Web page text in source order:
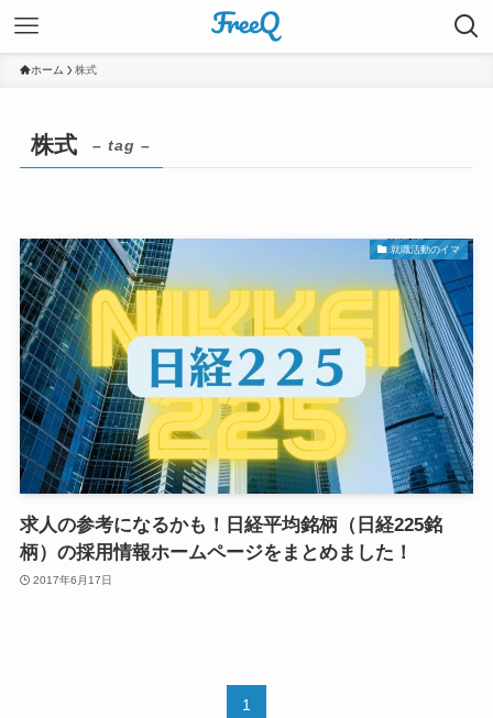
ホーム 株式
株式 – tag –
就職活動のイマ
求人の参考になるかも！日経平均銘柄（日経225銘
柄）の採用情報ホームページをまとめました！
2017年6月17日
1